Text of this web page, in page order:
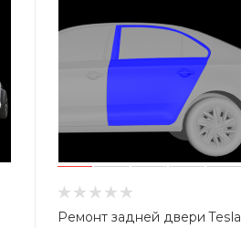
Ремонт задней двери Tesla